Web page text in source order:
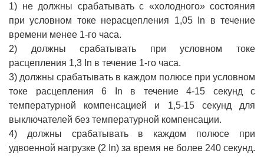
1) не должны срабатывать с «холодного» состояния
при условном токе нерасцепления 1,05 In в течение
времени менее 1-го часа.
2) должны срабатывать при условном токе
расцепления 1,3 In в течение 1-го часа.
3) должны срабатывать в каждом полюсе при условном
токе расцепления 6 In в течение 4-15 секунд с
температурной компенсацией и 1,5-15 секунд для
выключателей без температурной компенсации.
4) должны срабатывать в каждом полюсе при
удвоенной нагрузке (2 In) за время не более 240 секунд.